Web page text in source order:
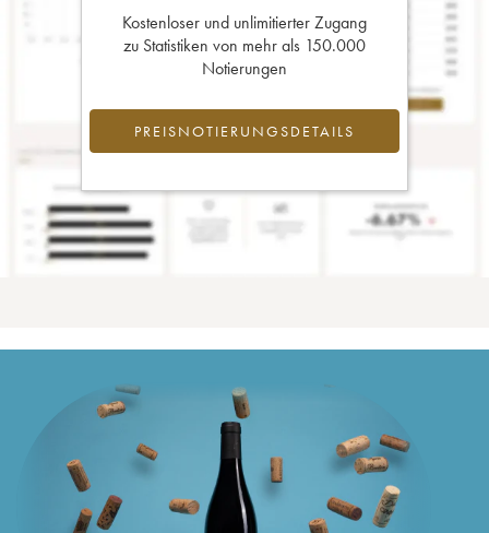
Kostenloser und unlimitierter Zugang
zu Statistiken von mehr als 150.000
Notierungen
PREISNOTIERUNGSDETAILS